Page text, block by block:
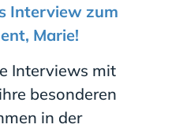
Interview zum
Marie!
Interviews mit
besonderen
in der